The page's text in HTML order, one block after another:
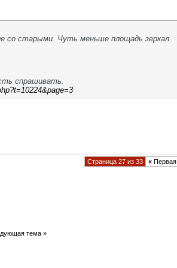
со старыми. Чуть меньше площадь зеркал.
спрашивать.
Страница 27 из 33 « Первая
тема »